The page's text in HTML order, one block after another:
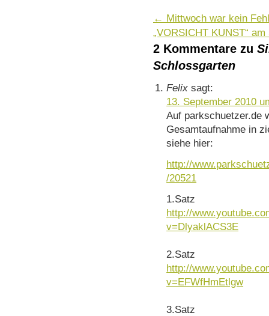
← Mittwoch war kein
„VORSICHT KUNST“
2 Kommentare zu
Schlossgarten
Felix sagt:
13. September 2010
Auf parkschuetzer.de
Gesamtaufnahme in
siehe hier:
http://
/20521
1.Satz
http://
v=DlyaklACS3E
2.Satz
http://
v=EFWfHmEtlgw
3.Satz